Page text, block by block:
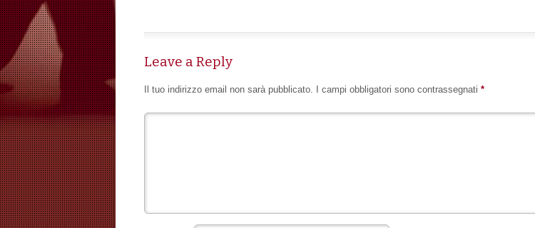
Leave a Reply
Il tuo indirizzo email non sarà pubblicato. I campi obbligatori sono contrassegnati *